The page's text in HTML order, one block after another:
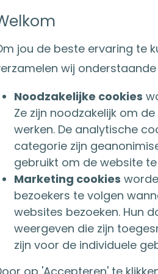
zijn voor het
op het afsluiten van de
bemiddelingskosten
van een financieel
voorwaarden:
moeten worden
of
dus.
lijfrente af te sluiten,
lijfrentecontract,
De
De bemiddelingskosten
jou de beste ervaring te
wij
Noodzakelijke cookies
Ze zijn noodzakelijk om
werken. De analytische
categorie zijn
gebruikt om de website
Marketing cookies
bezoekers te volgen
websites bezoeken. Hun
weergeven die zijn
zijn voor de individuele